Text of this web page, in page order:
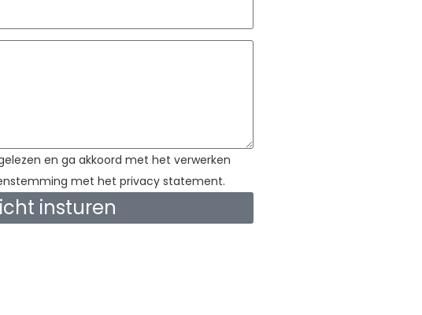
en ga akkoord met het verwerken
met het privacy statement.
insturen